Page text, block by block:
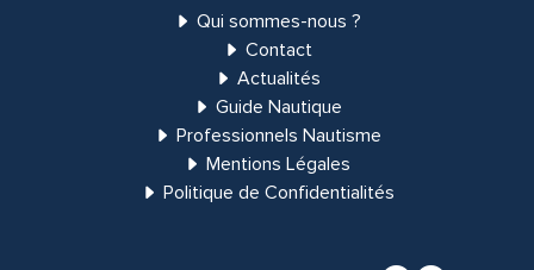
Qui sommes-nous ?
Contact
Actualités
Guide Nautique
Professionnels Nautisme
Mentions Légales
Politique de Confidentialités